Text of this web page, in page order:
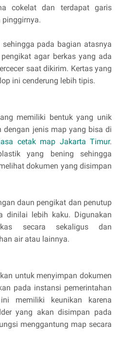
cokelat dan terdapat garis
pinggirnya.
pada bagian atasnya
agar berkas yang ada
saat dikirim. Kertas yang
ini cenderung lebih tipis.
memiliki bentuk yang unik
dengan jenis map yang bisa di
cetak map Jakarta Timur.
yang bening sehingga
dokumen yang disimpan
daun pengikat dan penutup
dinilai lebih kaku. Digunakan
secara sekaligus dan
air atau lainnya.
untuk menyimpan dokumen
pada instansi pemerintahan
memiliki keunikan karena
yang akan disimpan pada
menggantung map secara